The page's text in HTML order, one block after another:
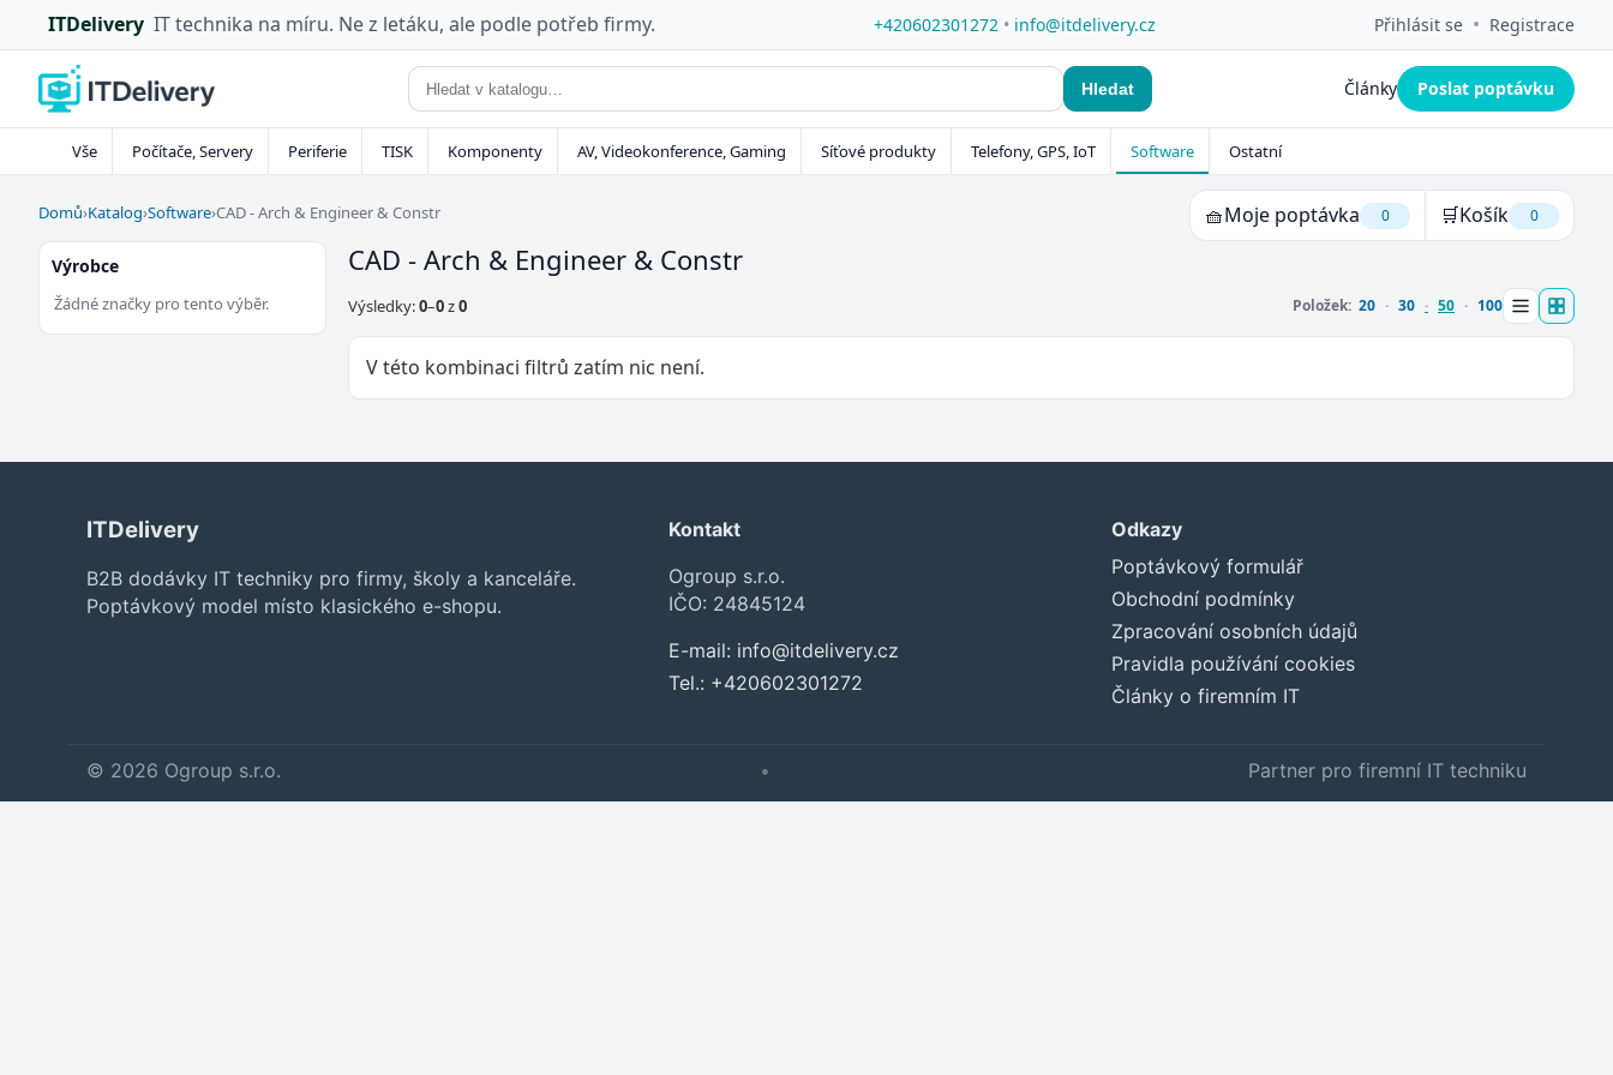
ITDelivery IT technika na míru. Ne z letáku, ale podle potřeb firmy. +420602301272 • info@itdelivery.cz Přihlásit se • Registrace
Hledat Články Poslat poptávku
Vše Počítače, Servery Periferie TISK Komponenty AV, Videokonference, Gaming Síťové produkty Telefony, GPS, IoT Software Ostatní
Domů›Katalog›Software›CAD - Arch & Engineer & Constr 🧺Moje poptávka 0 🛒Košík 0
Výrobce
Žádné značky pro tento výběr.
CAD - Arch & Engineer & Constr
Výsledky:0–0z0 Položek: 20 30 50 100
V této kombinaci filtrů zatím nic není.
ITDelivery
B2B dodávky IT techniky pro firmy, školy a kanceláře.
Poptávkový model místo klasického e-shopu.
Kontakt
Ogroup s.r.o.
IČO: 24845124
E-mail: info@itdelivery.cz
Tel.: +420602301272
Odkazy
Poptávkový formulář
Obchodní podmínky
Zpracování osobních údajů
Pravidla používání cookies
Články o firemním IT
© 2026 Ogroup s.r.o. • Partner pro firemní IT techniku